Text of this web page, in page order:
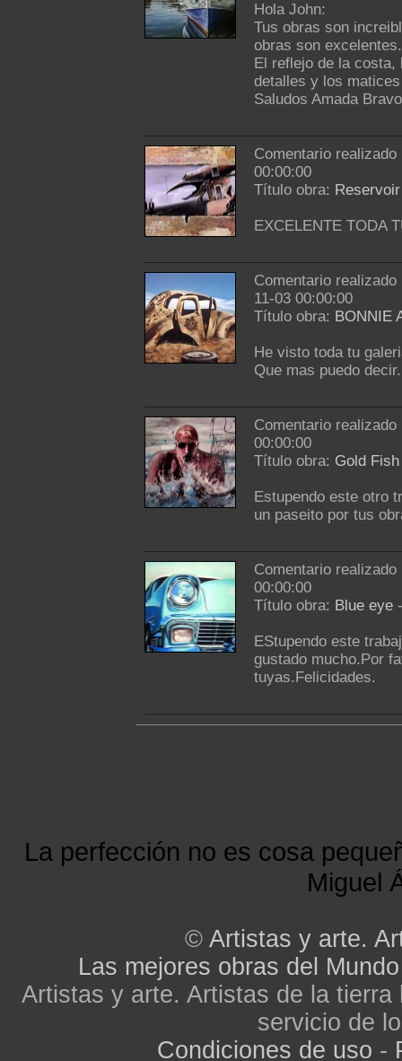
Hola John:
Tus obras son
obras son excelentes.
El reflejo de la
detalles y los
Saludos Amada
Comentario
00:00:00
Título obra:
EXCELENTE TODA
Comentario
11-03 00:00:00
Título obra: BONNIE
He visto toda tu
Que mas puedo
Comentario
00:00:00
Título obra: Gold Fish
Estupendo este otro
un paseito por tus
Comentario
00:00:00
Título obra: Blue eye
EStupendo este
gustado mucho.Por
tuyas.Felicidades.
La perfección no es cosa
Miguel
© Artistas y arte.
Las mejores obras del Mundo
Artistas y arte. Artistas de la
servicio de
Condiciones de uso -